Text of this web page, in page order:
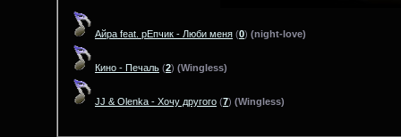
Айра feat. рЕпчик - Люби меня (0) (night-love)
Кино - Печаль (2) (Wingless)
JJ & Olenka - Хочу другого (7) (Wingless)